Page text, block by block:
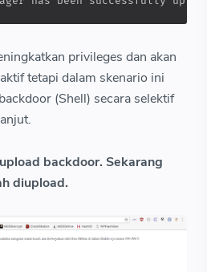
privileges dan akan
tetapi dalam skenario ini
(Shell) secara selektif
backdoor. Sekarang
diupload.